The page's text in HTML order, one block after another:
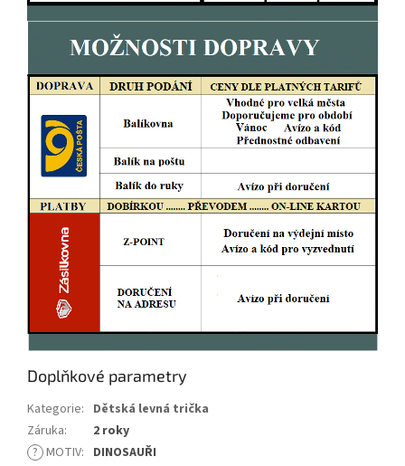
Doplňkové parametry
Kategorie: Dětská levná trička
Záruka:
2 roky
? MOTIV: DINOSAUŘI